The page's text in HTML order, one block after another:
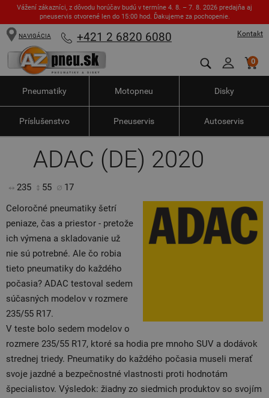
Vážení zákazníci, z dôvodu horúčav budú v termíne 4. 8. – 7. 8. 2026 predajňa aj
pneuservis otvorené len do 15:00 hod. Ďakujeme za pochopenie.
Kontakt
NAVIGÁCIA +421 2 6820 6080
0
Pneumatiky Motopneu Disky
Príslušenstvo Pneuservis Autoservis
ADAC (DE) 2020
235 55
17
Celoročné pneumatiky šetrí
peniaze, čas a priestor - pretože
ich výmena a skladovanie už
nie sú potrebné. Ale čo robia
tieto pneumatiky do každého
počasia? ADAC testoval sedem
súčasných modelov v rozmere
235/55 R17.
V teste bolo sedem modelov o
rozmere 235/55 R17, ktoré sa hodia pre mnoho SUV a dodávok
strednej triedy. Pneumatiky do každého počasia museli merať
svoje jazdné a bezpečnostné vlastnosti proti hodnotám
špecialistov. Výsledok: žiadny zo siedmich produktov so svojím